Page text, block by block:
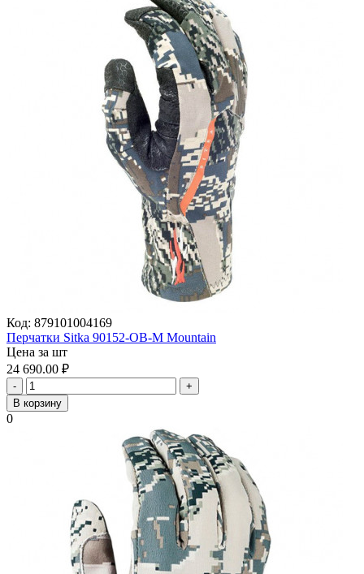
Код: 879101004169
Перчатки Sitka 90152-OB-M Mountain
Цена за шт
24 690.00 ₽
-
+
В корзину
0